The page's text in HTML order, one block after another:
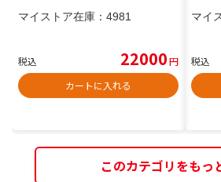
マイストア在庫： 4981
税込 22000円
カートに入れる
マイ
税込
このカテゴリをもっ